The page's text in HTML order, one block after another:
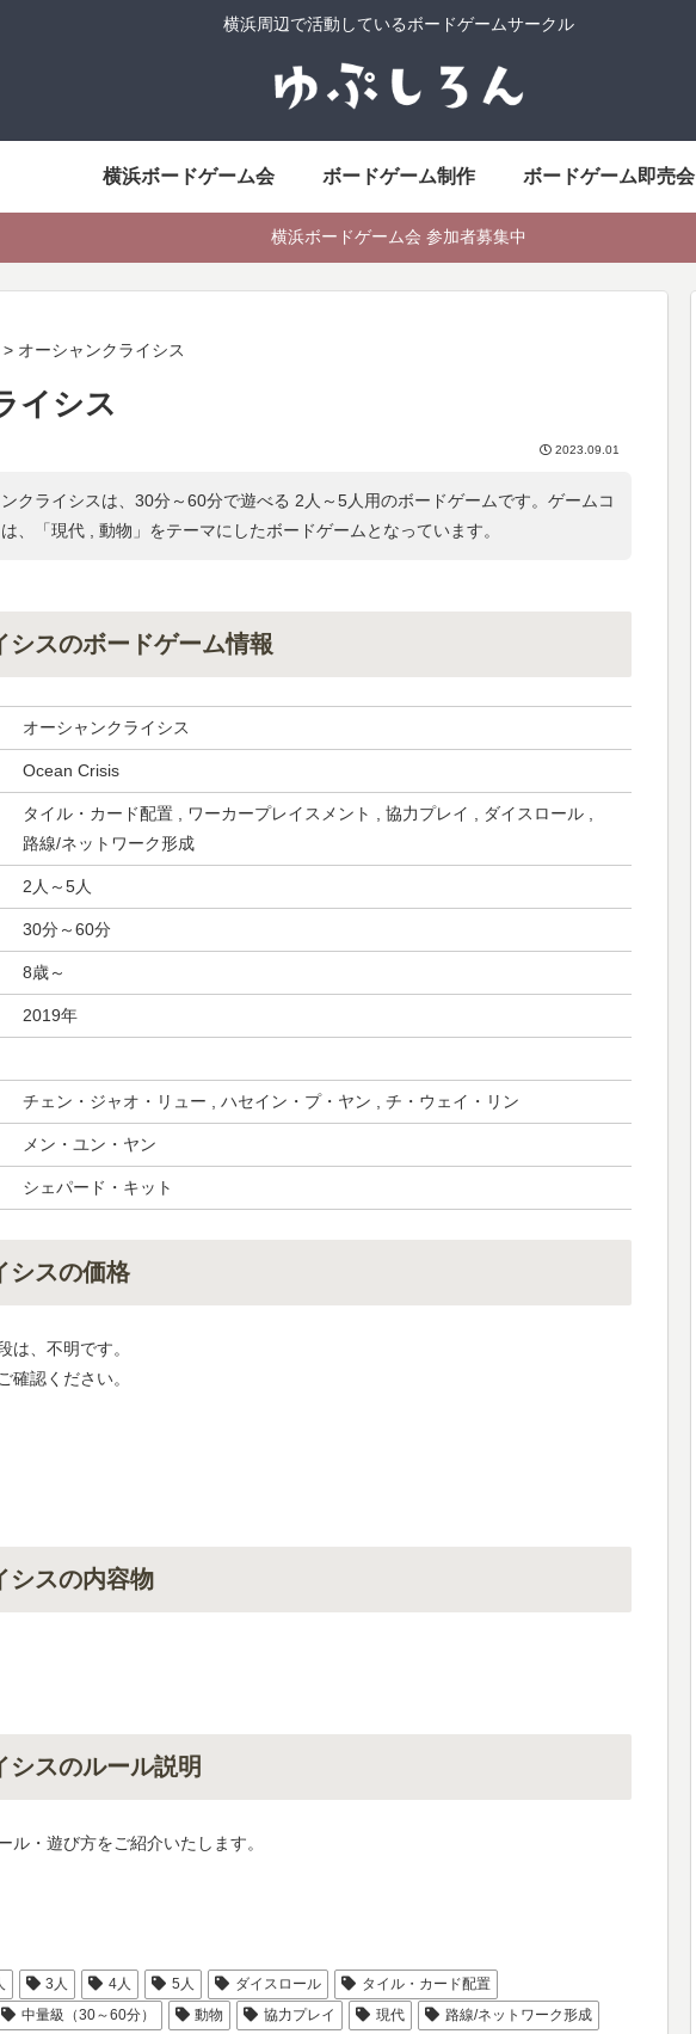
横浜周辺で活動しているボードゲームサークル
横浜ボードゲーム会 ボードゲーム制作 ボードゲーム即売会
横浜ボードゲーム会 参加者募集中
> オーシャンクライシス
イシス
2023.09.01
クライシスは、30分～60分で遊べる 2人～5人用のボードゲームです。ゲームコ
、「現代 , 動物 」をテーマにしたボードゲームとなっています。
シスのボードゲーム情報
オーシャンクライシス
Ocean Crisis
タイル・カード配置 , ワーカープレイスメント , 協力プレイ , ダイスロール ,
路線/ネットワーク形成
2人～5人
30分～60分
8歳～
2019年
チェン・ジャオ・リュー , ハセイン・プ・ヤン , チ・ウェイ・リン
メン・ユン・ヤン
シェパード・キット
シスの価格
は、不明です。
確認ください。
シスの内容物
シスのルール説明
ル・遊び方をご紹介いたします。
3人 4人 5人 ダイスロール
タイル・カード配置
中量級（30～60分） 動物 協力プレイ 現代 路線/ネットワーク形成